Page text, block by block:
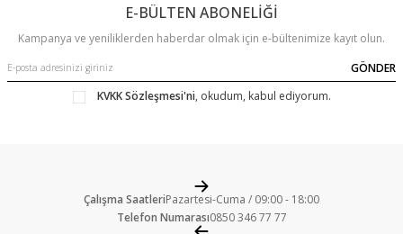
E-BÜLTEN ABONELİĞİ
Kampanya ve yeniliklerden haberdar olmak için e-bültenimize kayıt olun.
GÖNDER
KVKK Sözleşmesi'ni, okudum, kabul ediyorum.
Çalışma SaatleriPazartesi-Cuma / 09:00 - 18:00
Telefon Numarası0850 346 77 77